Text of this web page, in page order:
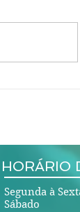
discos
HORÁRIO
Segunda à
Sábado